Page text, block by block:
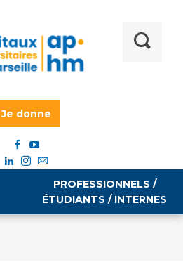
Je donne
PROFESSIONNELS /
ÉTUDIANTS / INTERNES